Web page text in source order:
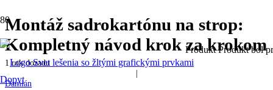
ProduktProduktbol
Dopyt
Montáž sadrokartónu na strop:
Kompletný návod krok za krokom
1 rok dozadu
|
Damián